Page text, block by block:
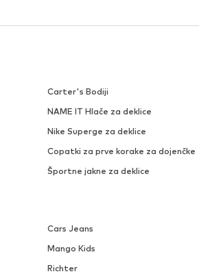
Carter's Bodiji
NAME IT Hlače za deklice
Nike Superge za deklice
Copatki za prve korake za dojenčke
Športne jakne za deklice
Cars Jeans
Mango Kids
Richter